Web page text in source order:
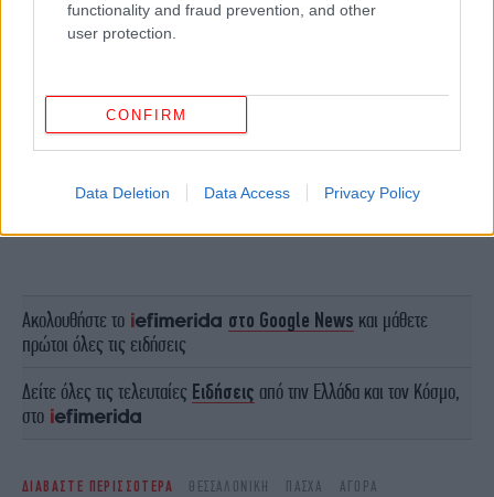
functionality and fraud prevention, and other
user protection.
CONFIRM
Data Deletion Data Access Privacy Policy
ΠΕΡΙΣΣΟΤΕΡΑ ΒΙΝΤΕΟ
Ακολουθήστε το στο Google News και μάθετε
πρώτοι όλες τις ειδήσεις
Δείτε όλες τις τελευταίες Ειδήσεις από την Ελλάδα και τον Κόσμο,
στο
ΔΙΑΒΑΣΤΕ ΠΕΡΙΣΣΟΤΕΡΑ ΘΕΣΣΑΛΟΝΊΚΗ ΠΆΣΧΑ
ΑΓΟΡΆ